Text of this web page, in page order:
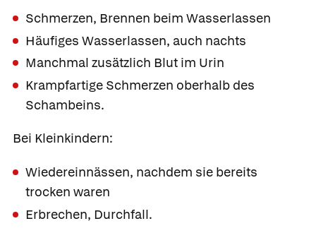
Schmerzen, Brennen beim Wasserlassen
Häufiges Wasserlassen, auch nachts
Manchmal zusätzlich Blut im Urin
Krampfartige Schmerzen oberhalb des
Schambeins.
Bei Kleinkindern:
Wiedereinnässen, nachdem sie bereits
trocken waren
Erbrechen, Durchfall.